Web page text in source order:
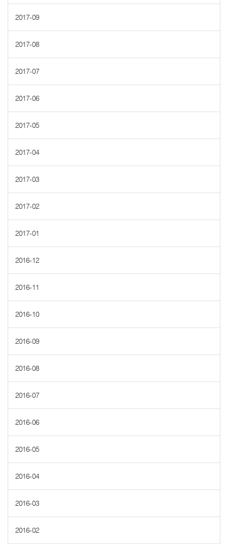
2017-09
2017-08
2017-07
2017-06
2017-05
2017-04
2017-03
2017-02
2017-01
2016-12
2016-11
2016-10
2016-09
2016-08
2016-07
2016-06
2016-05
2016-04
2016-03
2016-02